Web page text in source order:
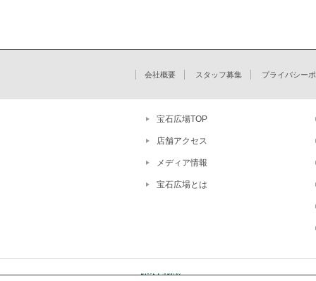
会社概要 スタッフ募集 プライバシー
宝石広場TOP
店舗アクセス
メディア情報
宝石広場とは